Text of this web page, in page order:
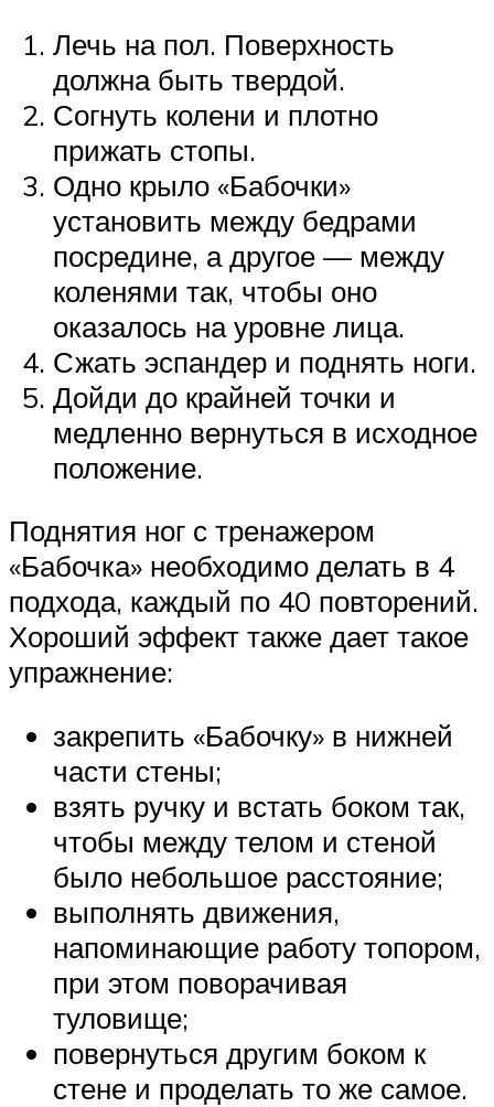
Лечь на пол. Поверхность
должна быть твердой.
Согнуть колени и плотно
прижать стопы.
Одно крыло «Бабочки»
установить между бедрами
посредине, а другое — между
коленями так, чтобы оно
оказалось на уровне лица.
Сжать эспандер и поднять ноги.
Дойди до крайней точки и
медленно вернуться в исходное
положение.
Поднятия ног с тренажером
«Бабочка» необходимо делать в 4
подхода, каждый по 40 повторений.
Хороший эффект также дает такое
упражнение:
закрепить «Бабочку» в нижней
части стены;
взять ручку и встать боком так,
чтобы между телом и стеной
было небольшое расстояние;
выполнять движения,
напоминающие работу топором,
при этом поворачивая
туловище;
повернуться другим боком к
стене и проделать то же самое.